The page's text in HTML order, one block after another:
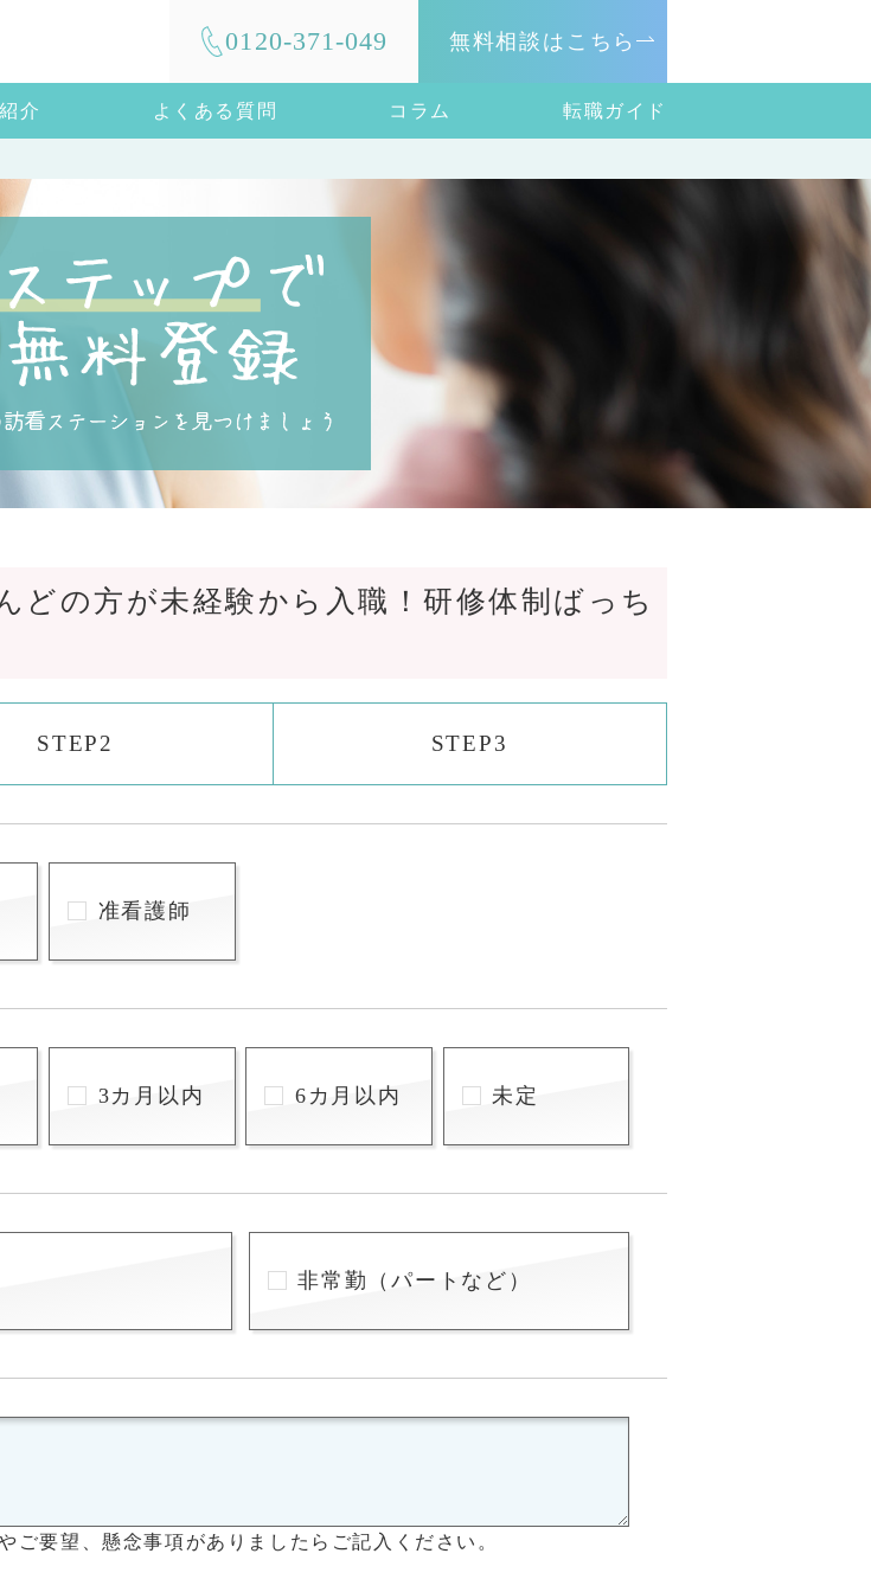
0120-371-049 無料相談はこちら
介 よくある質問 コラム 転職ガイド
どの方が未経験から入職！研修体制ばっち
STEP2 STEP3
准看護師
3カ月以内 6カ月以内 未定
非常勤（パートなど）
ご要望、懸念事項がありましたらご記入ください。